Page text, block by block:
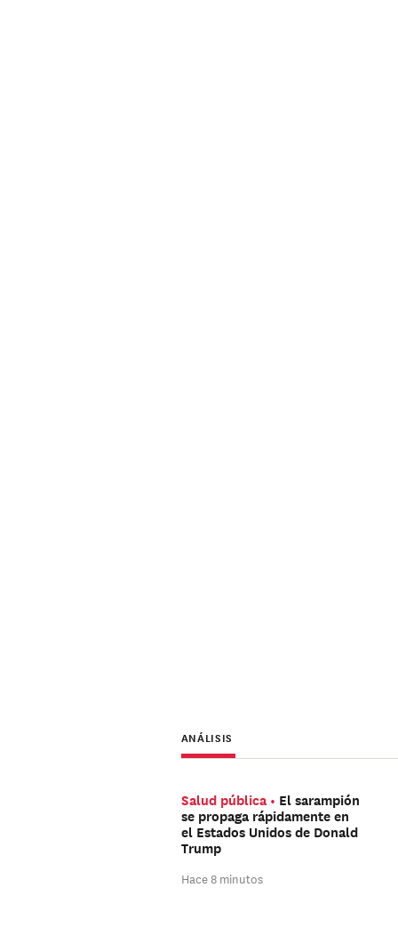
ANÁLISIS
Salud pública
El sarampión
se propaga rápidamente en
el Estados Unidos de Donald
Trump
Hace 8 minutos